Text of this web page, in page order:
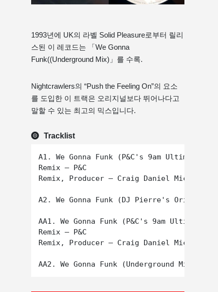
1993년에 UK의 라벨 Solid Pleasure로부터 릴리
스된 이 레코드는 「We Gonna
Funk((Underground Mix)」를 수록.
Nightcrawlers의 “Push the Feeling On”의 요소
를 도입한 이 트랙은 오리지널보다 뛰어나다고
말할 수 있는 최고의 믹스입니다.
Tracklist
A1. We Gonna Funk (P&C's 9am Ultimate
Remix – P&C
Remix, Producer – Craig Daniel Michael
A2. We Gonna Funk (DJ Pierre's Original
AA1. We Gonna Funk (P&C's 9am Ultimate
Remix – P&C
Remix, Producer – Craig Daniel Michael